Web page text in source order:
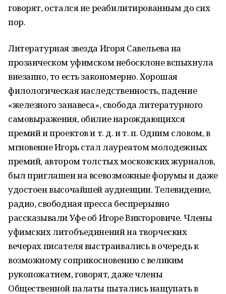
говорят, остался не реабилитированным до сих
пор.
Литературная звезда Игоря Савельева на
прозаическом уфимском небосклоне вспыхнула
внезапно, то есть закономерно. Хорошая
филологическая наследственность, падение
«железного занавеса», свобода литературного
самовыражения, обилие нарождающихся
премий и проектов и т. д. и т. п. Одним словом, в
мгновение Игорь стал лауреатом молодежных
премий, автором толстых московских журналов,
был приглашен на всевозможные форумы и даже
удостоен высочайшей аудиенции. Телевидение,
радио, свободная пресса беспрерывно
рассказывали Уфе об Игоре Викторовиче. Члены
уфимских литобъединений на творческих
вечерах писателя выстраивались в очередь к
возможному соприкосновению с великим
рукопожатием, говорят, даже члены
Общественной палаты пытались нащупать в